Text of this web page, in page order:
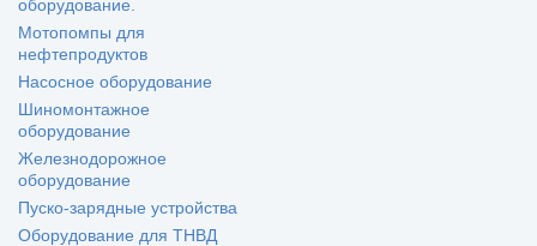
оборудование.
Мотопомпы для
нефтепродуктов
Насосное оборудование
Шиномонтажное
оборудование
Железнодорожное
оборудование
Пуско-зарядные устройства
Оборудование для ТНВД